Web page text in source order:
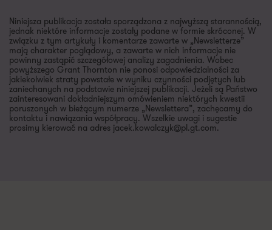
Niniejsza publikacja została sporządzona z najwyższą starannością,
jednak niektóre informacje zostały podane w formie skróconej. W
związku z tym artykuły i komentarze zawarte w „Newsletterze”
mają charakter poglądowy, a zawarte w nich informacje nie
powinny zastąpić szczegółowej analizy zagadnienia. Wobec
powyższego Grant Thornton nie ponosi odpowiedzialności za
jakiekolwiek straty powstałe w wyniku czynności podjętych lub
zaniechanych na podstawie niniejszej publikacji. Jeżeli są Państwo
zainteresowani dokładniejszym omówieniem niektórych kwestii
poruszonych w bieżącym numerze „Newslettera”, zachęcamy do
kontaktu i nawiązania współpracy. Wszelkie uwagi i sugestie
prosimy kierować na adres jacek.kowalczyk@pl.gt.com.